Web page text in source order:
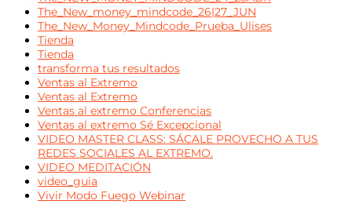
The_New_money_mindcode_26|27_JUN
The_New_Money_Mindcode_Prueba_Ulises
Tienda
Tienda
transforma tus resultados
Ventas al Extremo
Ventas al Extremo
Ventas al extremo Conferencias
Ventas al extremo Sé Excepcional
VIDEO MASTER CLASS: SÁCALE PROVECHO A TUS
REDES SOCIALES AL EXTREMO.
VIDEO MEDITACIÓN
video_guia
Vivir Modo Fuego Webinar